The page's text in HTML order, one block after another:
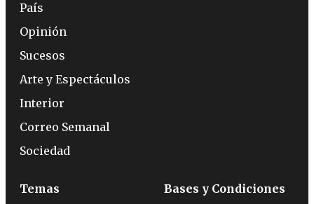
País
Opinión
Sucesos
Arte y Espectáculos
Interior
Correo Semanal
Sociedad
Temas Bases y Condiciones